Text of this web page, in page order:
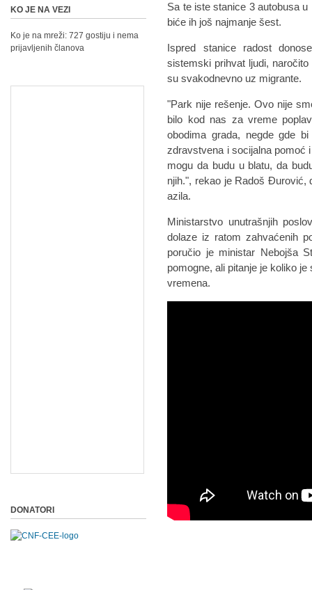
Sa te iste stanice 3 autobusa
biće ih još najmanje šest.
Ispred stanice radost
sistemski prihvat ljudi,
su svakodnevno uz migrante.
"Park nije rešenje. Ovo nije
bilo kod nas za vreme
obodima grada, negde gde
zdravstvena i socijalna pomoć
mogu da budu u blatu, da
njih.", rekao je Radoš Đurović,
azila.
Ministarstvo unutrašnjih
dolaze iz ratom zahvaćenih
poručio je ministar Nebojša
pomogne, ali pitanje je koliko
vremena.
KO JE NA VEZI
Ko je na mreži: 727 gostiju i nema
prijavljenih članova
DONATORI